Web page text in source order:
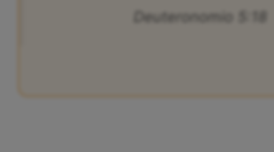
Deuteronomio 5:18